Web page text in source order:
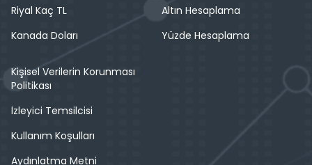
Riyal Kaç TL
Kanada Doları
Altın Hesaplama
Yüzde Hesaplama
Kişisel Verilerin Korunması
Politikası
İzleyici Temsilcisi
Kullanım Koşulları
Aydınlatma Metni